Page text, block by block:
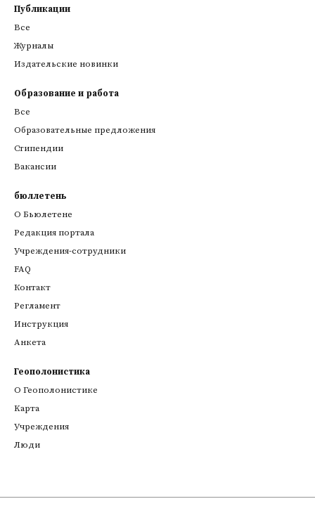
Публикации
Все
Журналы
Издательские новинки
Образование и работа
Все
Образовательные предложения
Стипендии
Вакансии
бюллетень
О Бьюлетене
Редакция портала
Учреждения-сотрудники
FAQ
Контакт
Регламент
Инструкция
Анкета
Геополонистика
О Геополонистике
Kарта
Учреждения
Люди